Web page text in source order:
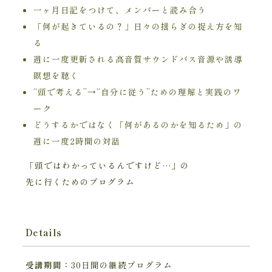
一ヶ月日記をつけて、メンバーと読み合う
「何が起きているの？」日々の揺らぎの捉え方を知
る
週に一度更新される高音質サウンドバス音源や誘導
瞑想を聴く
“頭で考える”→“自分に従う”ための理解と実践のワ
ーク
どうするかではなく「何があるのかを知るため」の
週に一度2時間の対話
「頭ではわかっているんですけど…」の
先に行くためのプログラム
Details
受講期間： 30日間の継続プログラム